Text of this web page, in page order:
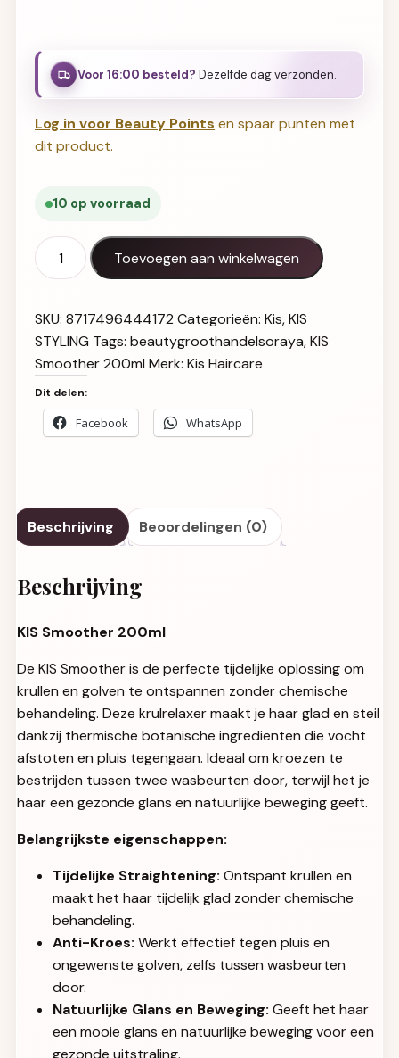
Voor 16:00 besteld? Dezelfde dag verzonden.
Log in voor Beauty Points en spaar punten met
dit product.
10 op voorraad
KIS Smoother 200ml aantal
Toevoegen aan winkelwagen
SKU: 8717496444172 Categorieën: Kis,KIS
STYLING Tags: beautygroothandelsoraya,KIS
Smoother 200ml Merk: Kis Haircare
Dit delen:
Facebook WhatsApp
Beschrijving Beoordelingen (0)
Beschrijving
KIS Smoother 200ml
De KIS Smoother is de perfecte tijdelijke oplossing om
krullen en golven te ontspannen zonder chemische
behandeling. Deze krulrelaxer maakt je haar glad en steil
dankzij thermische botanische ingrediënten die vocht
afstoten en pluis tegengaan. Ideaal om kroezen te
bestrijden tussen twee wasbeurten door, terwijl het je
haar een gezonde glans en natuurlijke beweging geeft.
Belangrijkste eigenschappen:
Tijdelijke Straightening: Ontspant krullen en
maakt het haar tijdelijk glad zonder chemische
behandeling.
Anti-Kroes: Werkt effectief tegen pluis en
ongewenste golven, zelfs tussen wasbeurten
door.
Natuurlijke Glans en Beweging: Geeft het haar
een mooie glans en natuurlijke beweging voor een
gezonde uitstraling.